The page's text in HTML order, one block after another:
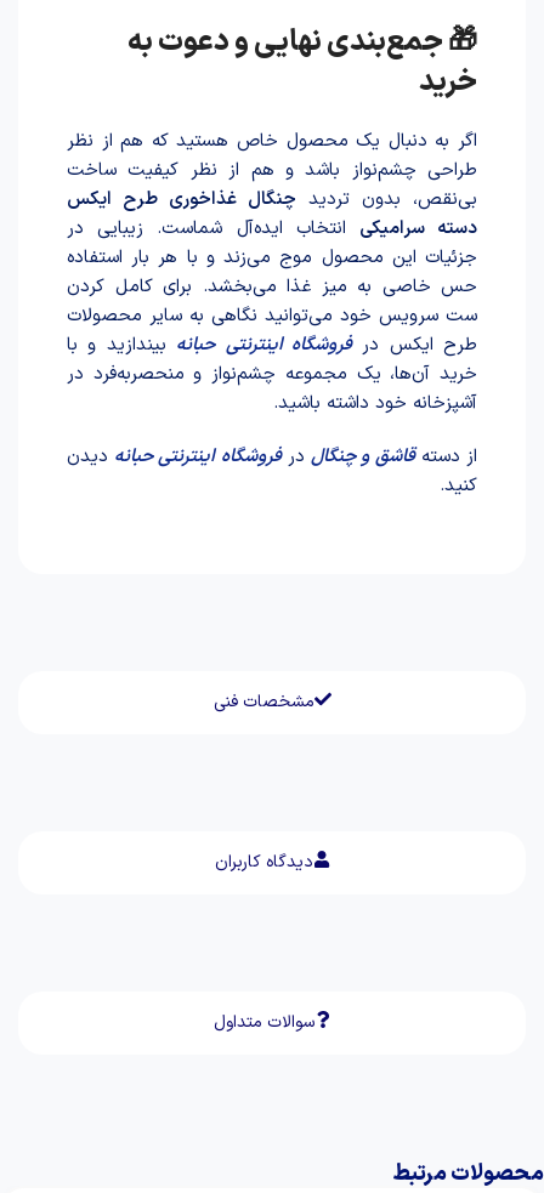
مشخصات فنی
دیدگاه کاربران
سوالات متداول
🎁 جمع‌بندی نهایی و دعوت به
خرید
اگر به دنبال یک محصول خاص هستید که هم از نظر
طراحی چشم‌نواز باشد و هم از نظر کیفیت ساخت
بی‌نقص، بدون تردید چنگال غذاخوری طرح ایکس
دسته سرامیکی انتخاب ایده‌آل شماست. زیبایی در
جزئیات این محصول موج می‌زند و با هر بار استفاده
حس خاصی به میز غذا می‌بخشد. برای کامل کردن
ست سرویس خود می‌توانید نگاهی به سایر محصولات
طرح ایکس درفروشگاه اینترنتی حبانه بیندازید و با
خرید آن‌ها، یک مجموعه چشم‌نواز و منحصربه‌فرد در
آشپزخانه خود داشته باشید.
از دستهقاشق و چنگالدرفروشگاه اینترنتی حبانه دیدن
کنید.
محصولات مرتبط